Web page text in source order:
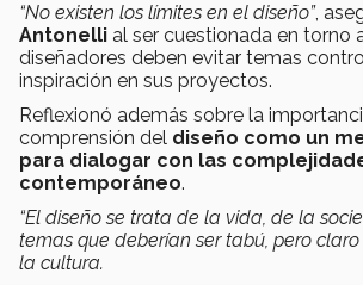
“No existen los límites en el diseño”,
Antonelli al ser cuestionada en torno
diseñadores deben evitar temas
inspiración en sus proyectos.
Reflexionó además sobre la
comprensión del diseño como un
para dialogar con las
contemporáneo.
“El diseño se trata de la vida, de la
temas que deberían ser tabú, pero
la cultura.